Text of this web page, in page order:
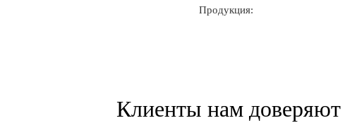
Продукция:
Клиенты нам доверяют